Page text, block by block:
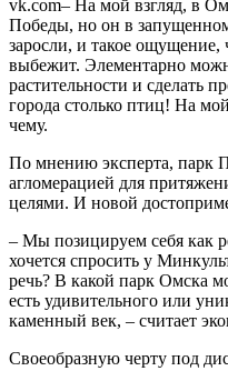
vk.com– На мой взгляд, в
Победы, но он в
заросли, и такое ощущение,
выбежит. Элементарно
растительности и сделать
города столько птиц! На
чему.
По мнению эксперта, парк
агломерацией для
целями. И новой
– Мы позицируем себя как
хочется спросить у
речь? В какой парк Омска
есть удивительного или
каменный век, – считает
Своеобразную черту под